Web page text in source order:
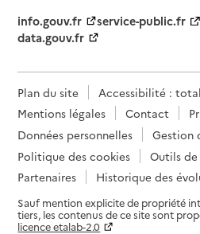
info.gouv.fr
service-public.fr
data.gouv.fr
Plan du site
Accessibilité :
Mentions légales
Contact
Données personnelles
Gestion
Politique des cookies
Outils
Partenaires
Historique des
Sauf mention explicite de propriété
tiers, les contenus de ce site sont
licence etalab-2.0